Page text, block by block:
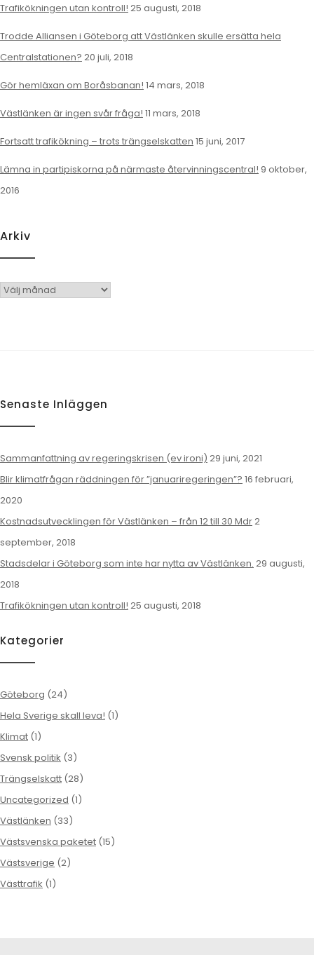
Trafikökningen utan kontroll! 25 augusti, 2018
Trodde Alliansen i Göteborg att Västlänken skulle ersätta hela
Centralstationen? 20 juli, 2018
Gör hemläxan om Boråsbanan! 14 mars, 2018
Västlänken är ingen svår fråga! 11 mars, 2018
Fortsatt trafikökning – trots trängselskatten 15 juni, 2017
Lämna in partipiskorna på närmaste återvinningscentral! 9 oktober,
2016
Arkiv
Arkiv
Senaste Inläggen
Sammanfattning av regeringskrisen (ev ironi) 29 juni, 2021
Blir klimatfrågan räddningen för ”januariregeringen”? 16 februari,
2020
Kostnadsutvecklingen för Västlänken – från 12 till 30 Mdr2
september, 2018
Stadsdelar i Göteborg som inte har nytta av Västlänken. 29 augusti,
2018
Trafikökningen utan kontroll! 25 augusti, 2018
Kategorier
Göteborg (24)
Hela Sverige skall leva! (1)
Klimat (1)
Svensk politik (3)
Trängselskatt (28)
Uncategorized (1)
Västlänken (33)
Västsvenska paketet (15)
Västsverige (2)
Västtrafik (1)